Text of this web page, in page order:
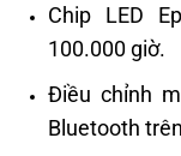
Chip LED
100.000 giờ.
Điều chỉnh
Bluetooth